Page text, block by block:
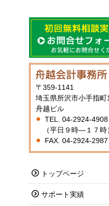
〒359-1141
埼玉県所沢市小手指
舟越ビル
TEL. 04-2924-4908
（平日９時―１７時
FAX. 04-2924-2987
トップページ
サポート実績